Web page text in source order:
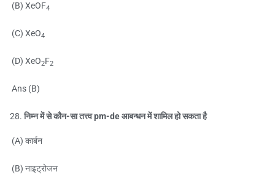
(B) XeOF4
(C) XeO4
(D) XeO2F2
Ans (B)
निम्न में से कौन-सा तत्त्व pm-de आबन्धन में शामिल हो सकता है
(A) कार्बन
(B) नाइट्रोजन